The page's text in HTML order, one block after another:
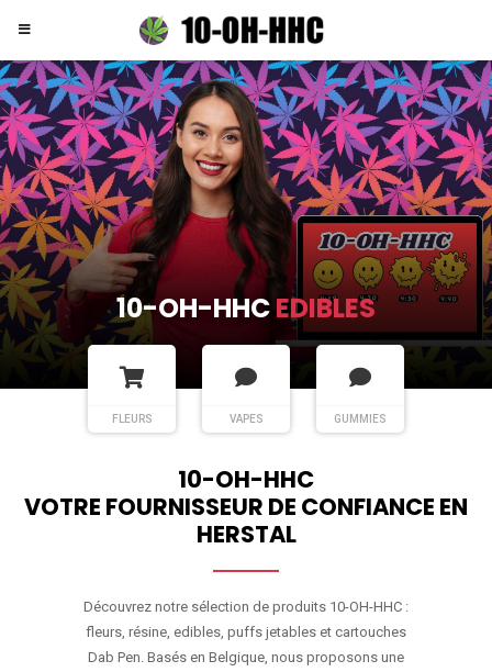
10-OH-HHCFLEURS
FLEURS VAPES GUMMIES
10-OH-HHC
VOTRE FOURNISSEUR DE CONFIANCE EN
HERSTAL
Découvrez notre sélection de produits 10-OH-HHC :
fleurs, résine, edibles, puffs jetables et cartouches
Dab Pen. Basés en Belgique, nous proposons une